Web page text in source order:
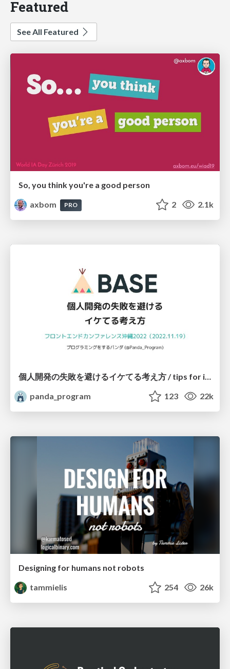
Featured
See All Featured
So, you think you're a good person
axbom
PRO 2 2.1k
個人開発の失敗を避けるイケてる考え方 / tips for indie hackers
panda_program
123 22k
Designing for humans not robots
tammielis
254 26k